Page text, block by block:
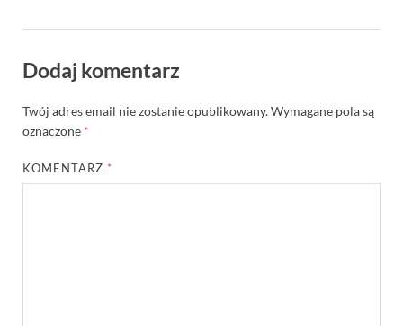
Dodaj komentarz
Twój adres email nie zostanie opublikowany.Wymagane pola są
oznaczone *
KOMENTARZ *